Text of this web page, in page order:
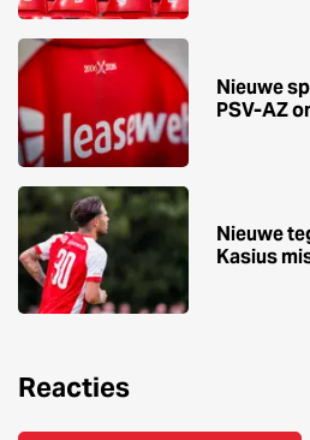
Nieuwe
PSV-AZ
Nieuwe
Kasius
Reacties